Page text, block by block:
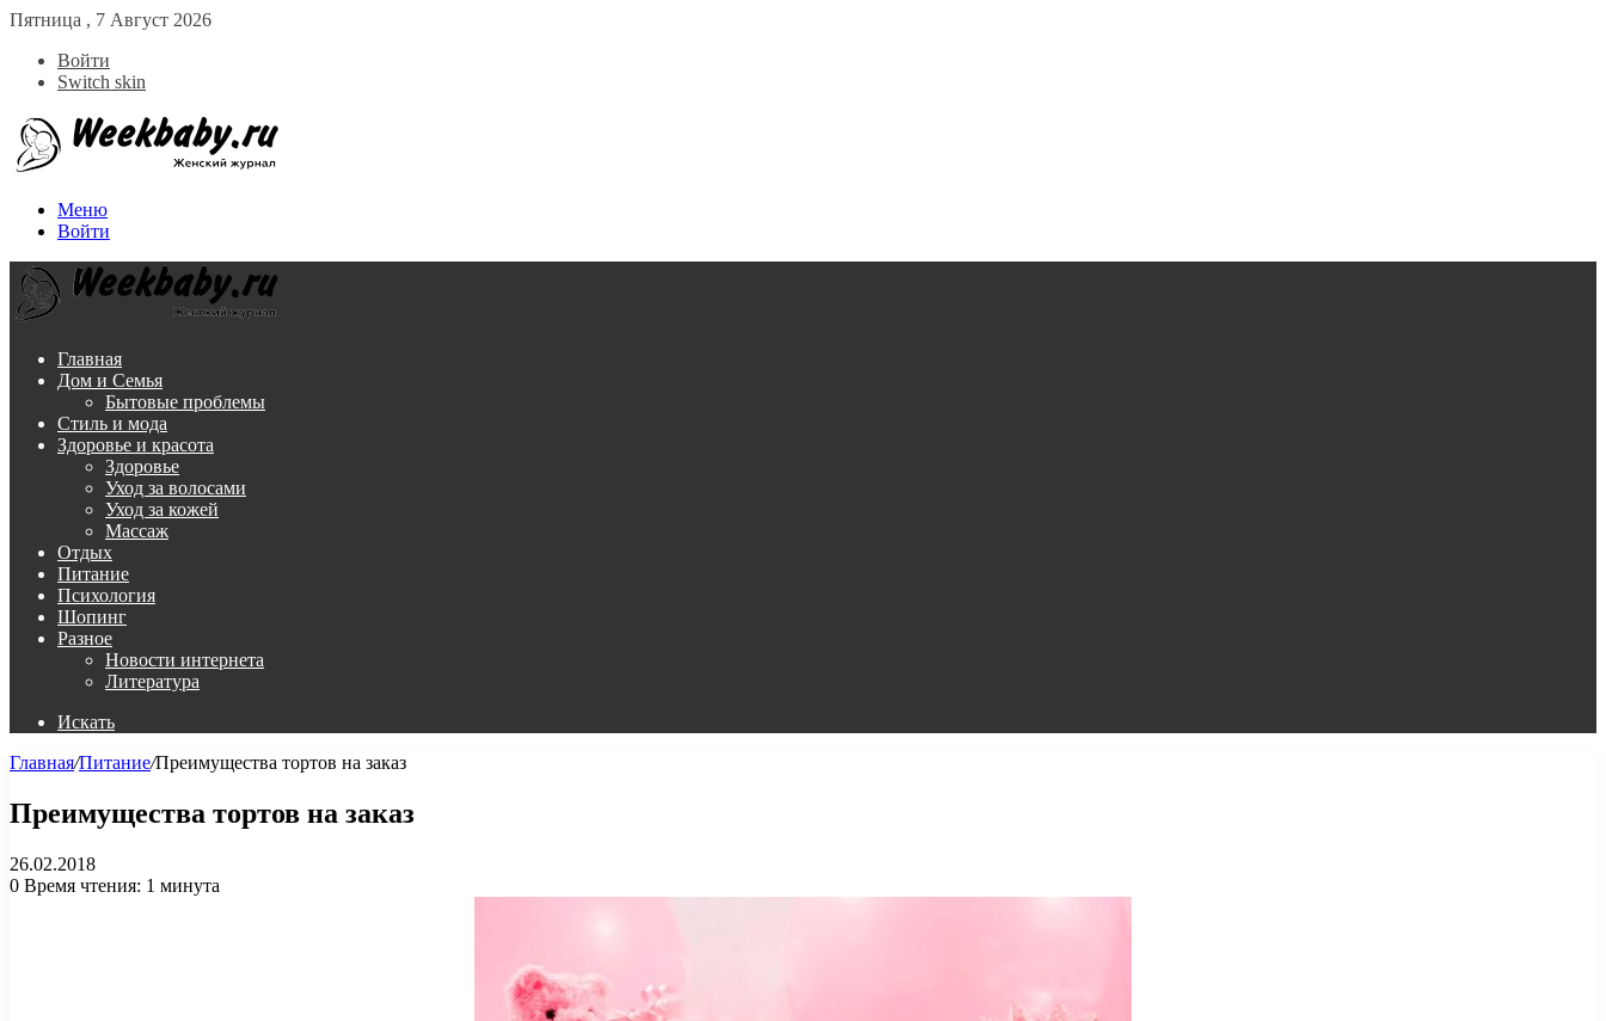
Пятница , 7 Август 2026
Войти
Switch skin
Меню
Войти
Главная
Дом и Семья
Бытовые проблемы
Стиль и мода
Здоровье и красота
Здоровье
Уход за волосами
Уход за кожей
Массаж
Отдых
Питание
Психология
Шопинг
Разное
Новости интернета
Литература
Искать
Главная/Питание/Преимущества тортов на заказ
Преимущества тортов на заказ
26.02.2018
0 Время чтения: 1 минута